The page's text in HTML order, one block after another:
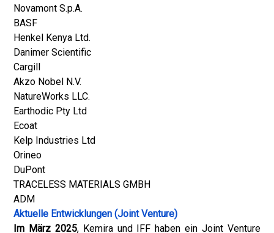
Novamont S.p.A.
BASF
Henkel Kenya Ltd.
Danimer Scientific
Cargill
Akzo Nobel N.V.
NatureWorks LLC.
Earthodic Pty Ltd
Ecoat
Kelp Industries Ltd
Orineo
DuPont
TRACELESS MATERIALS GMBH
ADM
Aktuelle Entwicklungen (Joint Venture)
Im März 2025, Kemira und IFF haben ein Joint Venture